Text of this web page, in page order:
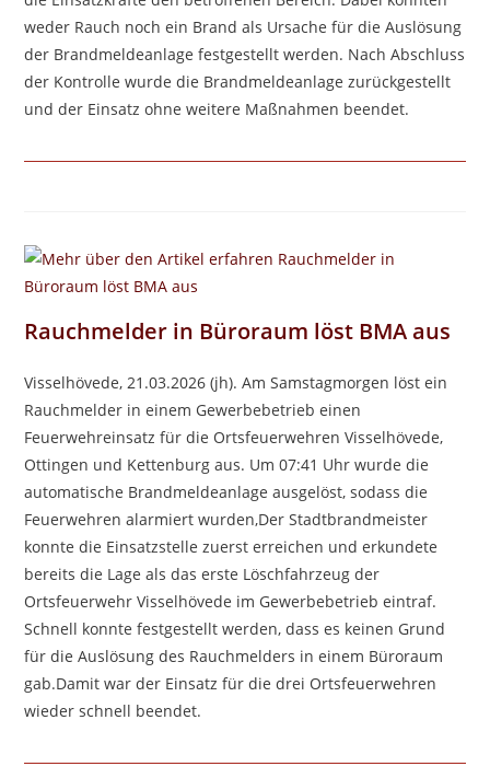
weder Rauch noch ein Brand als Ursache für die Auslösung
der Brandmeldeanlage festgestellt werden. Nach Abschluss
der Kontrolle wurde die Brandmeldeanlage zurückgestellt
und der Einsatz ohne weitere Maßnahmen beendet.
Rauchmelder in Büroraum löst BMA aus
Visselhövede, 21.03.2026 (jh). Am Samstagmorgen löst ein
Rauchmelder in einem Gewerbebetrieb einen
Feuerwehreinsatz für die Ortsfeuerwehren Visselhövede,
Ottingen und Kettenburg aus. Um 07:41 Uhr wurde die
automatische Brandmeldeanlage ausgelöst, sodass die
Feuerwehren alarmiert wurden,Der Stadtbrandmeister
konnte die Einsatzstelle zuerst erreichen und erkundete
bereits die Lage als das erste Löschfahrzeug der
Ortsfeuerwehr Visselhövede im Gewerbebetrieb eintraf.
Schnell konnte festgestellt werden, dass es keinen Grund
für die Auslösung des Rauchmelders in einem Büroraum
gab.Damit war der Einsatz für die drei Ortsfeuerwehren
wieder schnell beendet.